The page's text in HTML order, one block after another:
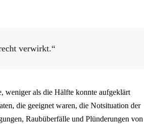
verwirkt.“
weniger als die Hälfte konnte aufgeklärt
die geeignet waren, die Notsituation der
Raubüberfälle und Plünderungen von